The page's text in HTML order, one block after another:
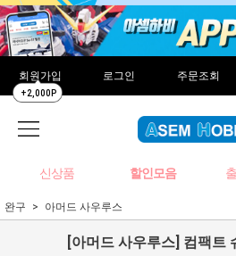
회원가입
+2,000P
로그인 주문조회
신상품 할인모음
완구 아머드 사우루스
[아머드 사우루스] 컴팩트